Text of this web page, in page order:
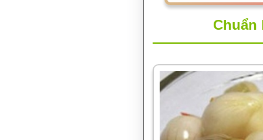
Chuẩn